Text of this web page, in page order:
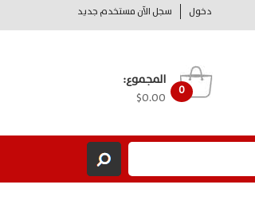
دخول سجل الآن مستخدم جديد
0
المجموع:
$0.00